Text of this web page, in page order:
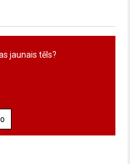
jaunais tēls?